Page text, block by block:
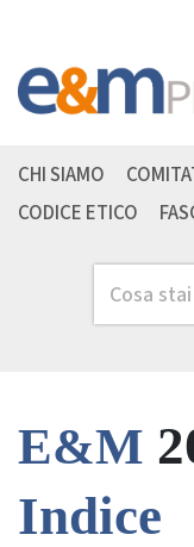
Cerca
CHI SIAMO
CODICE ETICO
E&M
Indice